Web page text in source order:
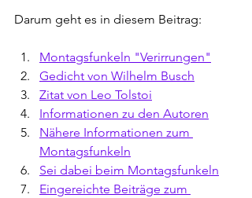
Darum geht es in diesem Beitrag:
Montagsfunkeln "Verirrungen"
Gedicht von Wilhelm Busch
Zitat von Leo Tolstoi
Informationen zu den Autoren
Nähere Informationen zum
Montagsfunkeln
Sei dabei beim Montagsfunkeln
Eingereichte Beiträge zum